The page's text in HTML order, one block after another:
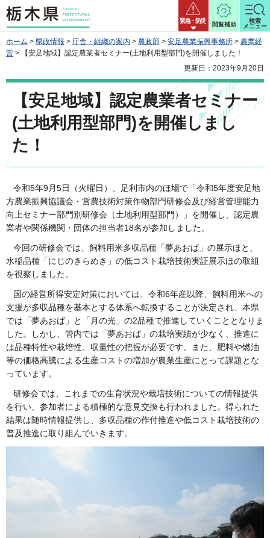
栃木県 緊急・防災
閲覧補助
検索
メニュー
ホーム > 県政情報 > 庁舎・組織の案内 > 農政部 > 安足農業振興事務所 > 農業経
営 > 【安足地域】認定農業者セミナー(土地利用型部門)を開催しました！
更新日：2023年9月20日
【安足地域】認定農業者セミナー
(土地利用型部門)を開催しまし
た！
令和5年9月5日（火曜日）、足利市内のほ場で「令和5年度安足地
方農業振興協議会・営農技術対策作物部門研修会及び経営管理能力
向上セミナー部門別研修会（土地利用型部門）」を開催し、認定農
業者や関係機関・団体の担当者18名が参加しました。
今回の研修会では、飼料用米多収品種「夢あおば」の展示ほと、
水稲品種「にじのきらめき」の低コスト栽培技術実証展示ほの取組
を視察しました。
国の経営所得安定対策においては、令和6年産以降、飼料用米への
支援が多収品種を基本とする体系へ転換することが決定され、本県
では「夢あおば」と「月の光」の2品種で推進していくこととなりま
した。しかし、管内では「夢あおば」の栽培実績が少なく、推進に
は品種特性や栽培性、収量性の把握が必要です。また、肥料や燃油
等の価格高騰による生産コストの増加が農業生産にとって課題とな
っています。
研修会では、これまでの生育状況や栽培技術についての情報提供
を行い、参加者による積極的な意見交換も行われました。得られた
結果は随時情報提供し、多収品種の作付推進や低コスト栽培技術の
普及推進に取り組んでいきます。